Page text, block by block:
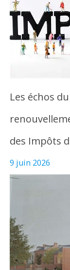
Les échos
des Impôts
9 juin 2026